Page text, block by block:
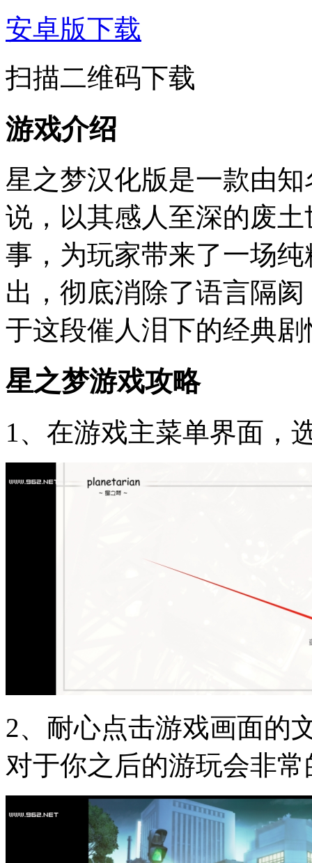
安卓版下载
扫描二维码下载
游戏介绍
星之梦汉化版是一款由
说，以其感人至深的废
事，为玩家带来了一场
出，彻底消除了语言隔
于这段催人泪下的经典
星之梦游戏攻略
1、在游戏主菜单界面，
2、耐心点击游戏画面的
对于你之后的游玩会非